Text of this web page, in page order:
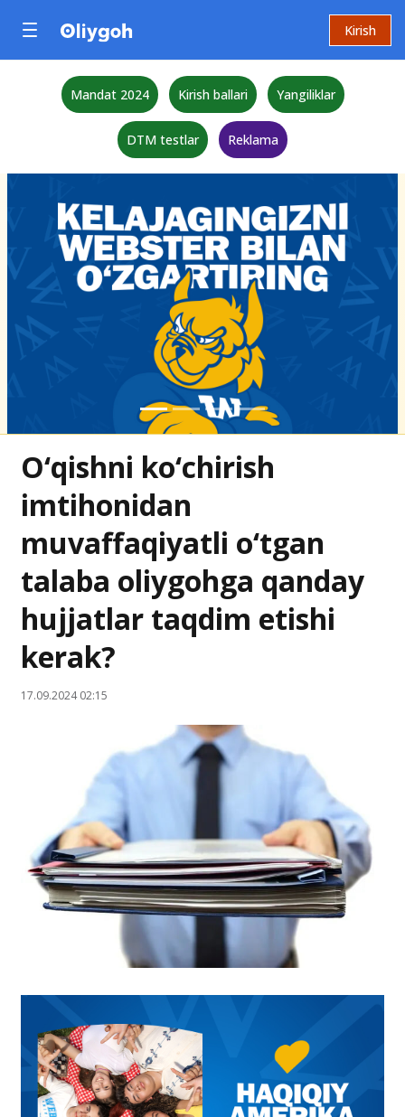
Kirish
Mandat 2024 Kirish ballari Yangiliklar
DTM testlar Reklama
O‘qishni ko‘chirish
imtihonidan
muvaffaqiyatli o‘tgan
talaba oliygohga qanday
hujjatlar taqdim etishi
kerak?
17.09.2024 02:15